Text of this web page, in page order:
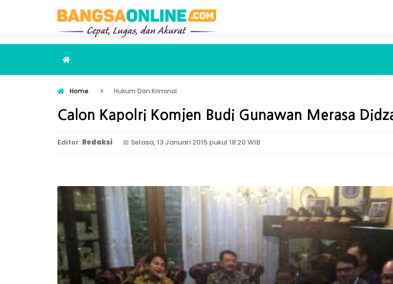
Home Hukum Dan Kriminal
Calon Kapolri Komjen Budi Gunawan Merasa
Editor: Redaksi 📅 Selasa, 13 Januari 2015 pukul 18:20 WIB